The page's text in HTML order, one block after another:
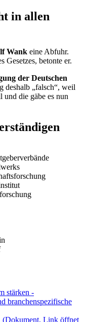
in allen
Wank eine Abfuhr.
Gesetzes, betonte er.
der Deutschen
deshalb „falsch“, weil
und die gäbe es nun
stärken -
branchenspezifische
(Dokument, Link öffnet